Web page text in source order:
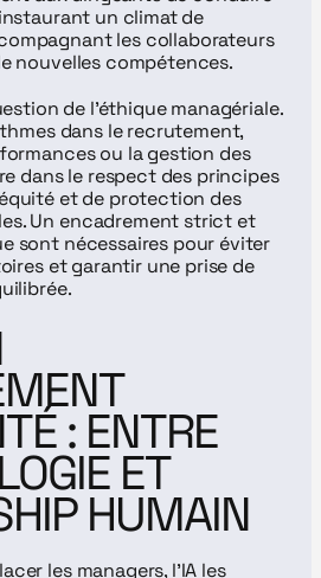
un climat de
les collaborateurs
nouvelles compétences.
de l’éthique managériale.
dans le recrutement,
ou la gestion des
dans le respect des principes
et de protection des
Un encadrement strict et
sont nécessaires pour éviter
et garantir une prise de
: ENTRE
ET
HUMAIN
les managers, l’IA les